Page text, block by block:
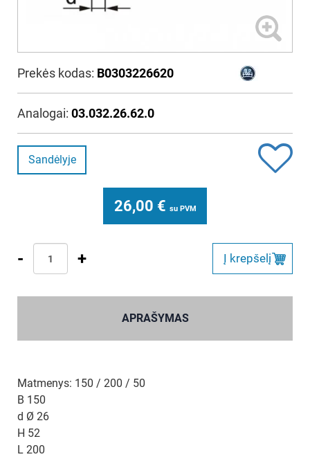
Prekės kodas: B0303226620
Analogai: 03.032.26.62.0
Sandėlyje
26,00 € su PVM
- + Į krepšelį
APRAŠYMAS
Matmenys: 150 / 200 / 50
B 150
d Ø 26
H 52
L 200